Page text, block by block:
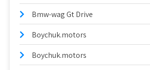
Bmw-wag Gt Drive
Boychuk.motors
Boychuk.motors